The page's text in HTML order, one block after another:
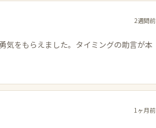
2週間前
気をもらえました。タイミングの助言が本
1ヶ月前